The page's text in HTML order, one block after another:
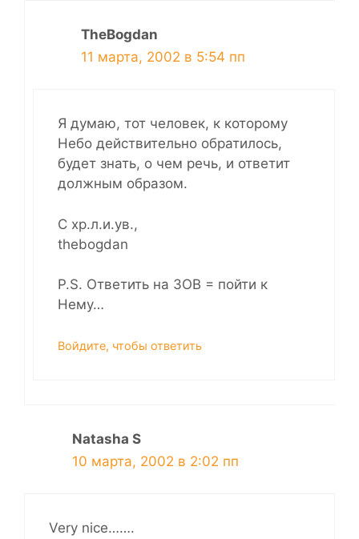
TheBogdan
11 марта, 2002 в 5:54 пп
Я думаю, тот человек, к которому
Небо действительно обратилось,
будет знать, о чем речь, и ответит
должным образом.
С хр.л.и.ув.,
thebogdan
P.S. Ответить на ЗОВ = пойти к
Нему…
Войдите, чтобы ответить
Natasha S
10 марта, 2002 в 2:02 пп
Very nice…….